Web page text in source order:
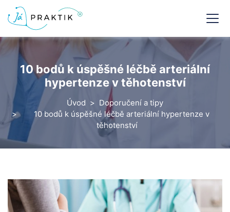
10 bodů k úspěšné léčbě arteriální
hypertenze v těhotenství
Úvod
Doporučení a tipy
10 bodů k úspěšné léčbě arteriální hypertenze v
těhotenství